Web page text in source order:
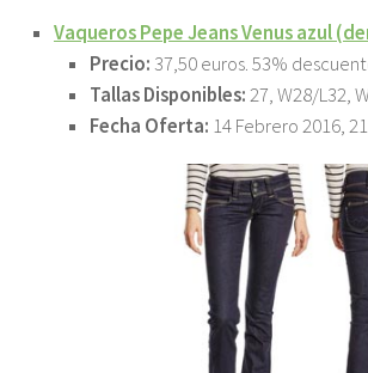
Vaqueros Pepe Jeans Venus azul
Precio: 37,50 euros. 53%
Tallas Disponibles:27, W28/L32,
Fecha Oferta: 14 Febrero 2016,